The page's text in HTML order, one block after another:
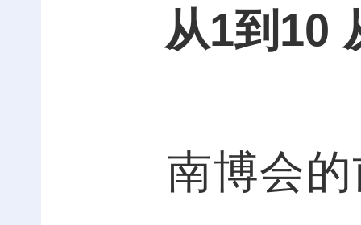
从1到10
南博会的